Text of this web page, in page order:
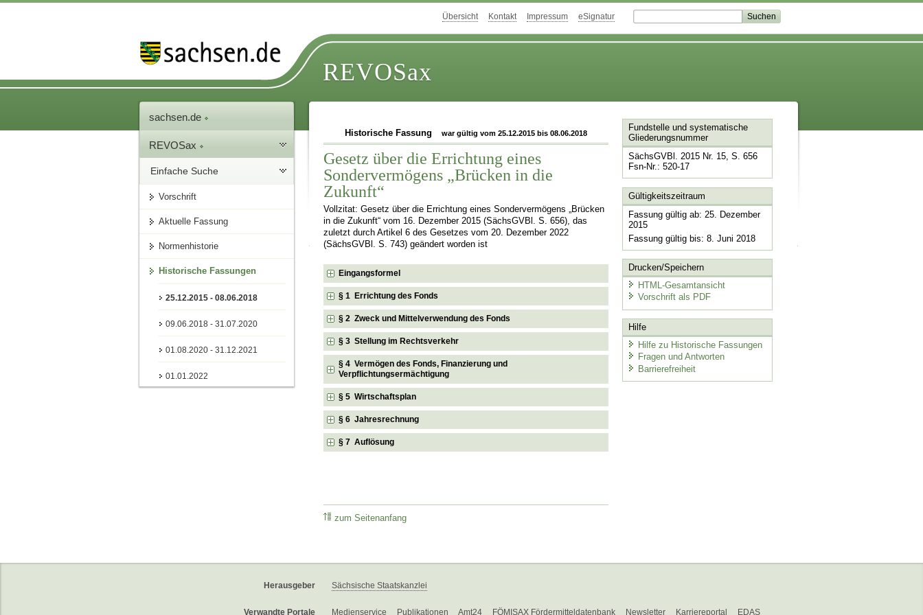
Übersicht Kontakt Impressum eSignatur
REVOSax
sachsen.de
REVOSax
Einfache Suche
Vorschrift
Aktuelle Fassung
Normenhistorie
Historische Fassungen
25.12.2015 - 08.06.2018
09.06.2018 - 31.07.2020
01.08.2020 - 31.12.2021
01.01.2022
Historische Fassung war gültig vom 25.12.2015 bis 08.06.2018
Gesetz über die Errichtung eines
Sondervermögens „Brücken in die
Zukunft“
Vollzitat: Gesetz über die Errichtung eines Sondervermögens „Brücken
in die Zukunft“ vom 16. Dezember 2015 (SächsGVBl. S. 656), das
zuletzt durch Artikel 6 des Gesetzes vom 20. Dezember 2022
(SächsGVBl. S. 743) geändert worden ist
Eingangsformel
§ 1 Errichtung des Fonds
§ 2 Zweck und Mittelverwendung des Fonds
§ 3 Stellung im Rechtsverkehr
§ 4 Vermögen des Fonds, Finanzierung und
Verpflichtungsermächtigung
§ 5 Wirtschaftsplan
§ 6 Jahresrechnung
§ 7 Auflösung
zum Seitenanfang
Fundstelle und systematische
Gliederungsnummer
SächsGVBl. 2015 Nr. 15, S. 656
Fsn-Nr.: 520-17
Gültigkeitszeitraum
Fassung gültig ab: 25. Dezember
2015
Fassung gültig bis: 8. Juni 2018
Drucken/Speichern
HTML-Gesamtansicht
Vorschrift als PDF
Hilfe
Hilfe zu Historische Fassungen
Fragen und Antworten
Barrierefreiheit
Herausgeber Sächsische Staatskanzlei
Verwandte Portale Medienservice Publikationen Amt24 FÖMISAX Fördermitteldatenbank Newsletter Karriereportal EDAS